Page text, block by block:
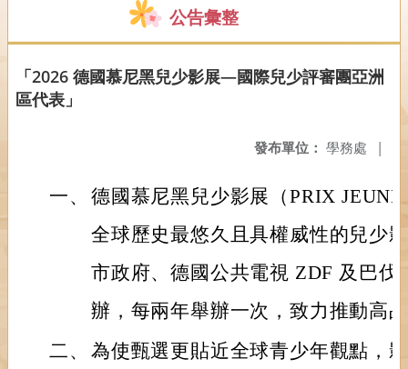
公告彙整
「2026 德國慕尼黑兒少影展—國際兒少評審團亞洲
區代表」
發布單位： 學務處 |
一、 德國慕尼黑兒少影展（PRIX
全球歷史最悠久且具權威性的兒少
市政府、德國公共電視 ZDF 及巴伐
辦，每兩年舉辦一次，致力推動高
二、 為使甄選更貼近全球青少年觀點，